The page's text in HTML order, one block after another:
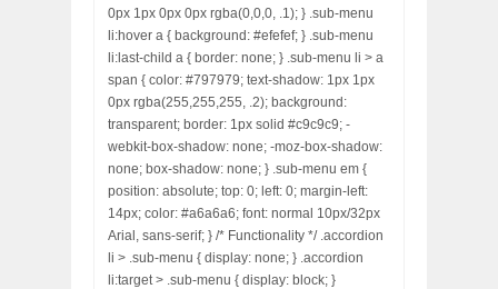
0px 1px 0px 0px rgba(0,0,0, .1); } .sub-menu
li:hover a { background: #efefef; } .sub-menu
li:last-child a { border: none; } .sub-menu li > a
span { color: #797979; text-shadow: 1px 1px
0px rgba(255,255,255, .2); background:
transparent; border: 1px solid #c9c9c9; -
webkit-box-shadow: none; -moz-box-shadow:
none; box-shadow: none; } .sub-menu em {
position: absolute; top: 0; left: 0; margin-left:
14px; color: #a6a6a6; font: normal 10px/32px
Arial, sans-serif; } /* Functionality */ .accordion
li > .sub-menu { display: none; } .accordion
li:target > .sub-menu { display: block; }